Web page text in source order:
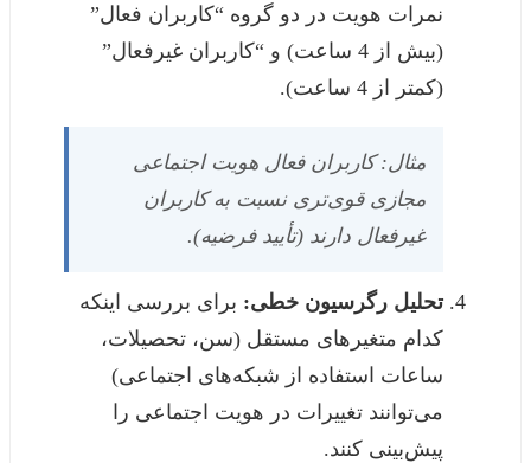
نمرات هویت در دو گروه “کاربران فعال”
(بیش از 4 ساعت) و “کاربران غیرفعال”
(کمتر از 4 ساعت).
مثال: کاربران فعال هویت اجتماعی
مجازی قوی‌تری نسبت به کاربران
غیرفعال دارند (تأیید فرضیه).
تحلیل رگرسیون خطی: برای بررسی اینکه
کدام متغیرهای مستقل (سن، تحصیلات،
ساعات استفاده از شبکه‌های اجتماعی)
می‌توانند تغییرات در هویت اجتماعی را
پیش‌بینی کنند.